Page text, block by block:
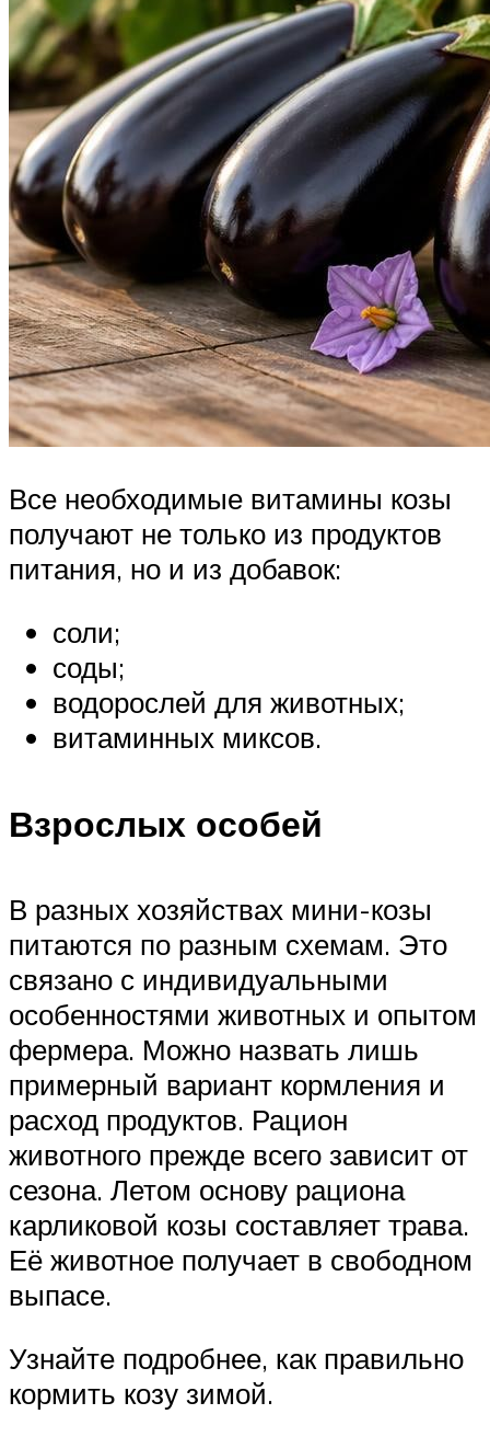
Все необходимые витамины козы
получают не только из продуктов
питания, но и из добавок:
соли;
соды;
водорослей для животных;
витаминных миксов.
Взрослых особей
В разных хозяйствах мини-козы
питаются по разным схемам. Это
связано с индивидуальными
особенностями животных и опытом
фермера. Можно назвать лишь
примерный вариант кормления и
расход продуктов. Рацион
животного прежде всего зависит от
сезона. Летом основу рациона
карликовой козы составляет трава.
Её животное получает в свободном
выпасе.
Узнайте подробнее, как правильно
кормить козу зимой.